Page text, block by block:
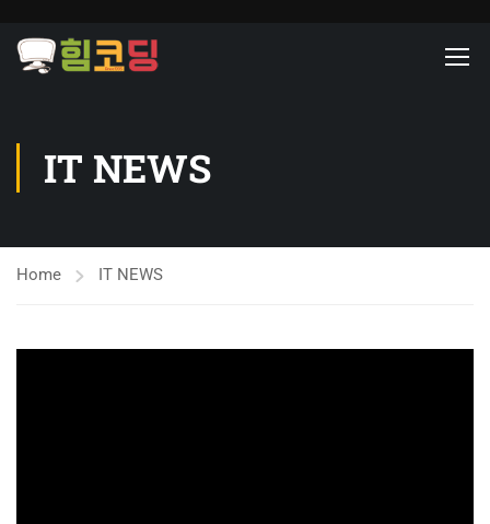
IT NEWS
Home IT NEWS